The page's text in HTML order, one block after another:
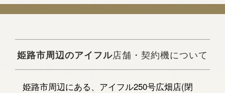
姫路市周辺のアイフル店舗・契約機について
姫路市周辺にある、アイフル250号広畑店(閉